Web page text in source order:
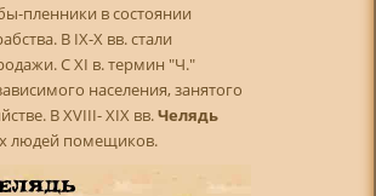
пленники в состоянии
В IX-Х вв. стали
С XI в. термин "Ч."
населения, занятого
В XVIII- XIX вв.Челядь
людей помещиков.